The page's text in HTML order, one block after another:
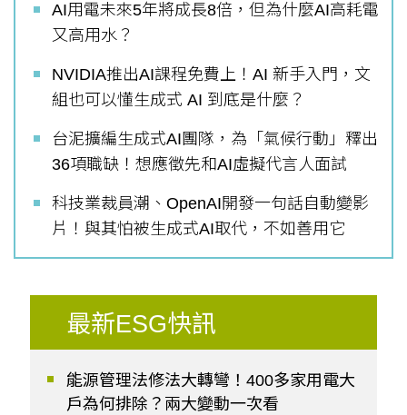
AI用電未來5年將成長8倍，但為什麼AI高耗電
又高用水？
NVIDIA推出AI課程免費上！AI 新手入門，文
組也可以懂生成式 AI 到底是什麼？
台泥擴編生成式AI團隊，為「氣候行動」釋出
36項職缺！想應徵先和AI虛擬代言人面試
科技業裁員潮、OpenAI開發一句話自動變影
片！與其怕被生成式AI取代，不如善用它
最新ESG快訊
能源管理法修法大轉彎！400多家用電大
戶為何排除？兩大變動一次看